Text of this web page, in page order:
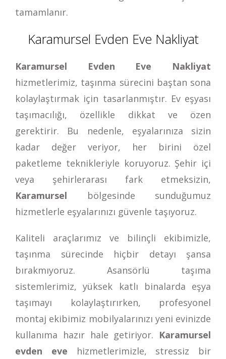
tamamlanır.
Karamursel Evden Eve Nakliyat
Karamursel Evden Eve Nakliyat
hizmetlerimiz, taşınma sürecini baştan sona
kolaylaştırmak için tasarlanmıştır. Ev eşyası
taşımacılığı, özellikle dikkat ve özen
gerektirir. Bu nedenle, eşyalarınıza sizin
kadar değer veriyor, her birini özel
paketleme teknikleriyle koruyoruz. Şehir içi
veya şehirlerarası fark etmeksizin,
Karamursel
bölgesinde sunduğumuz
hizmetlerle eşyalarınızı güvenle taşıyoruz.
Kaliteli araçlarımız ve bilinçli ekibimizle,
taşınma sürecinde hiçbir detayı şansa
bırakmıyoruz. Asansörlü taşıma
sistemlerimiz, yüksek katlı binalarda eşya
taşımayı kolaylaştırırken, profesyonel
montaj ekibimiz mobilyalarınızı yeni evinizde
kullanıma hazır hale getiriyor. Karamursel
evden eve hizmetlerimizle, stressiz bir